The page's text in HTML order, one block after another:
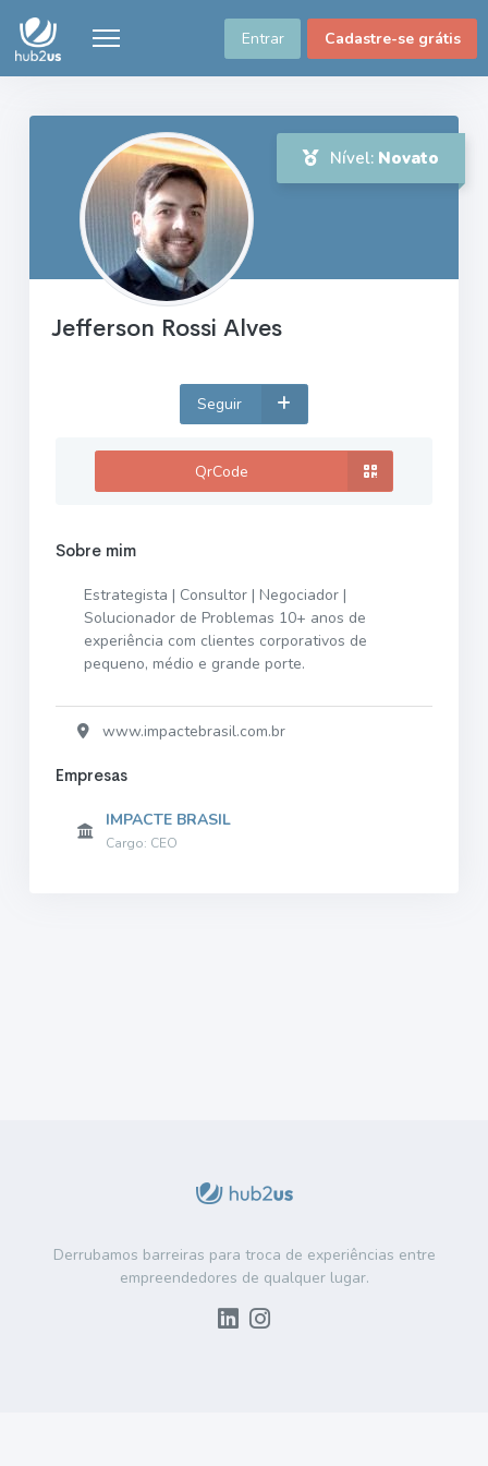
Entrar Cadastre-se grátis
Nível: Novato
Jefferson Rossi Alves
Seguir
QrCode
Sobre mim
Estrategista | Consultor | Negociador |
Solucionador de Problemas 10+ anos de
experiência com clientes corporativos de
pequeno, médio e grande porte.
www.impactebrasil.com.br
Empresas
IMPACTE BRASIL
Cargo: CEO
Derrubamos barreiras para troca de experiências entre
empreendedores de qualquer lugar.